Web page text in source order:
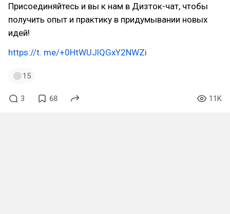
Присоединяйтесь и вы к нам в Дизток-чат, чтобы
получить опыт и практику в придумывании новых
идей!
https://t. me/+0HtWUJlQGxY2NWZi
15
3 68 11K